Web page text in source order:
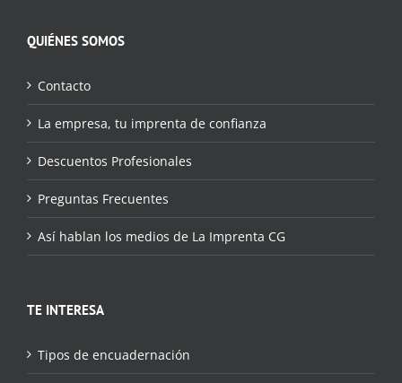
QUIÉNES SOMOS
Contacto
La empresa, tu imprenta de confianza
Descuentos Profesionales
Preguntas Frecuentes
Así hablan los medios de La Imprenta CG
TE INTERESA
Tipos de encuadernación